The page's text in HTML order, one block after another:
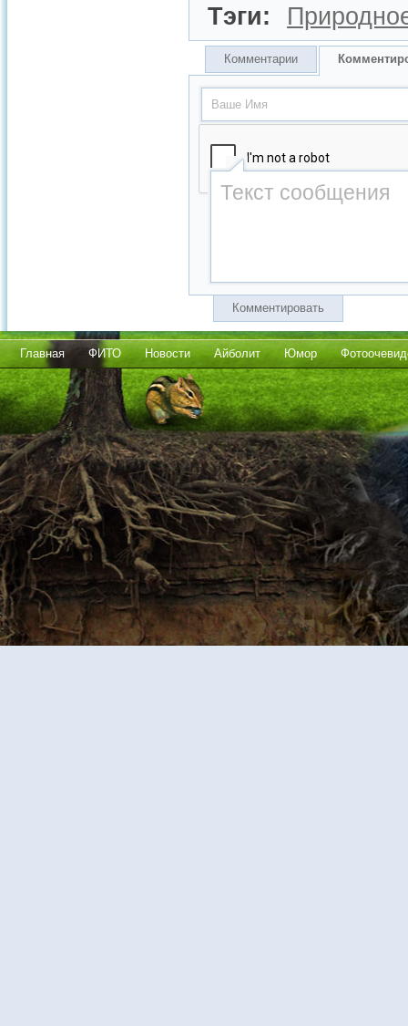
Тэги:
Комментарии
Комментировать
Главная ФИТО Новости Айболит Юмор